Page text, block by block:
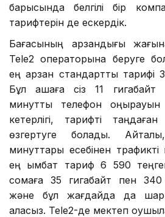
барысында белгілі бір
тарифтерін де ескердік.
Бағасының арзандығы
Tele2 операторына беруге
ең арзан стандартты тарифі
Бұл ақшаға сіз 11
минуттық телефон
кетерлігі, тарифті
өзгертуге болады.
минуттары есебінен
ең қымбат тариф 6 590
сомаға 35 гигабайт пен
және бұл жағдайда да
аласыз. Tele2-де мектеп